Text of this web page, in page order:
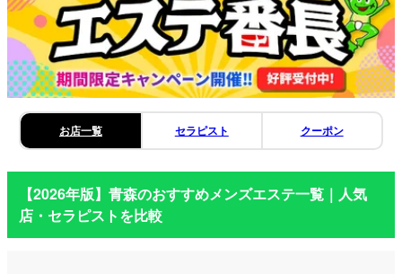
お店一覧 セラピスト クーポン
【2026年版】青森のおすすめメンズエステ一覧｜人気
店・セラピストを比較